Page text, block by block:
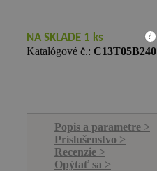
NA SKLADE 1 ks ?
Katalógové č.: C13T05B240
Popis a parametre
Príslušenstvo
Recenzie
Opýtať sa